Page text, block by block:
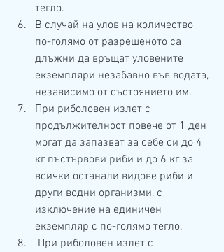
тегло.
В случай на улов на количество
по-голямо от разрешеното са
длъжни да връщат уловените
екземпляри незабавно във водата,
независимо от състоянието им.
При риболовен излет с
продължителност повече от 1 ден
могат да запазват за себе си до 4
кг пъстървови риби и до 6 кг за
всички останали видове риби и
други водни организми, с
изключение на единичен
екземпляр с по-голямо тегло.